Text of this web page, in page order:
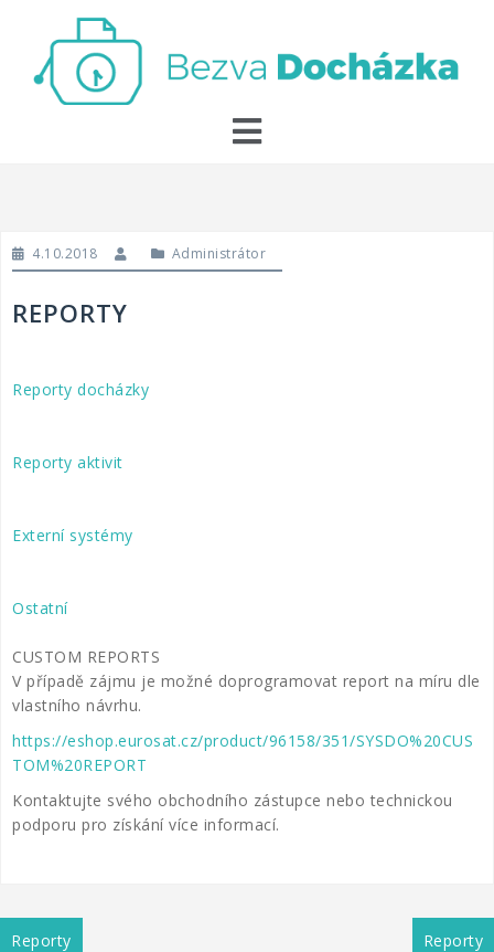
4.10.2018 Administrátor
REPORTY
Reporty docházky
Reporty aktivit
Externí systémy
Ostatní
CUSTOM REPORTS
V případě zájmu je možné doprogramovat report na míru dle
vlastního návrhu.
https://eshop.eurosat.cz/product/96158/351/SYSDO%20CUS
TOM%20REPORT
Kontaktujte svého obchodního zástupce nebo technickou
podporu pro získání více informací.
Reporty Reporty